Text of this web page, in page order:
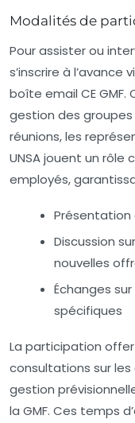
Modalités de
Pour assister ou
s’inscrire à l’avance
boîte email CE
gestion des groupes
réunions, les
UNSA jouent un rôle
employés,
Présentation
Discussion
nouvelles
Échanges
spécifiques
La participation
consultations sur
gestion
la GMF. Ces temps